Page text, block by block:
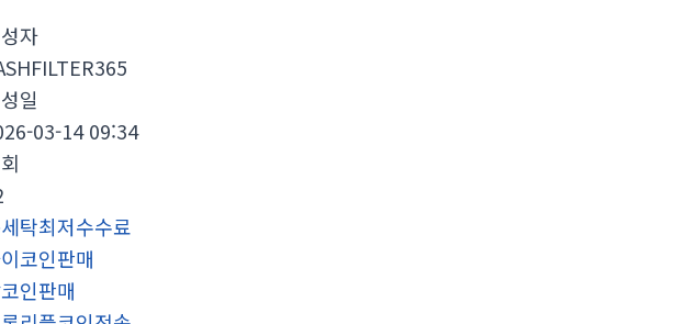
자
일
03-14 09:34
탁최저수수료
코인판매
인판매